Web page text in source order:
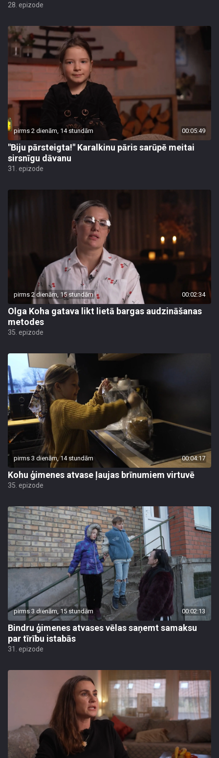
28. epizode
pirms 2 dienām, 14 stundām 00:05:49
"Biju pārsteigta!" Karalkinu pāris sarūpē meitai
sirsnīgu dāvanu
31. epizode
pirms 2 dienām, 15 stundām 00:02:34
Olga Koha gatava likt lietā bargas audzināšanas
metodes
35. epizode
pirms 3 dienām, 14 stundām 00:04:17
Kohu ģimenes atvase ļaujas brīnumiem virtuvē
35. epizode
pirms 3 dienām, 15 stundām 00:02:13
Bindru ģimenes atvases vēlas saņemt samaksu
par tīrību istabās
31. epizode